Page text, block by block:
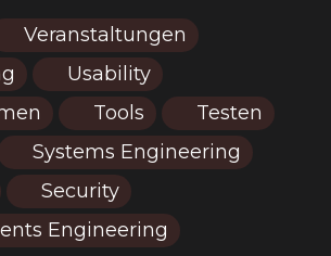
Veranstaltungen
Usability
Tools
Testen
Systems Engineering
Security
Engineering